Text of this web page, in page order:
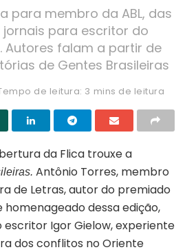
para membro da ABL, das
para escritor do
Autores falam a partir de
de Gentes Brasileiras
de leitura: 3 mins de leitura
da Flica trouxe a
Antônio Torres, membro
de Letras, autor do premiado
homenageado dessa edição,
Igor Gielow, experiente
dos conflitos no Oriente